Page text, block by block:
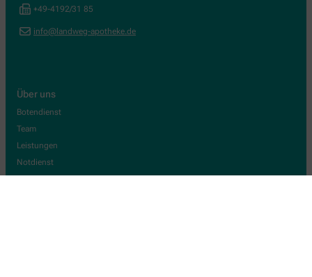
+49-4192/31 85
info@landweg-apotheke.de
Über uns
Botendienst
Team
Leistungen
Notdienst